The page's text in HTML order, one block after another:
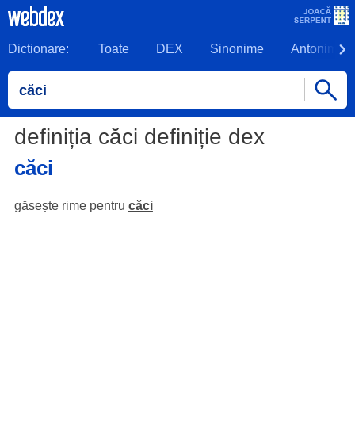
Dictionare: Toate DEX Sinonime Antonime
definiția căci definiție dex
căci
găsește rime pentru căci